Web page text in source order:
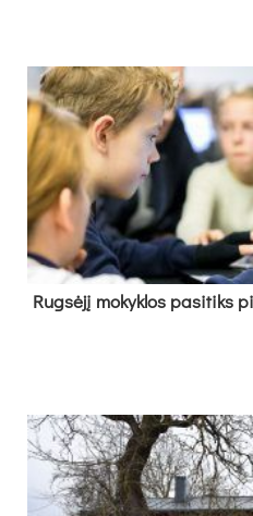
Rug­sė­jį mo­kyk­los pa­si­tiks